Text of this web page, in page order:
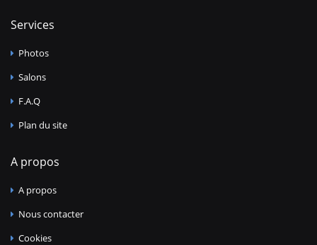
Services
Photos
Salons
F.A.Q
Plan du site
A propos
A propos
Nous contacter
Cookies